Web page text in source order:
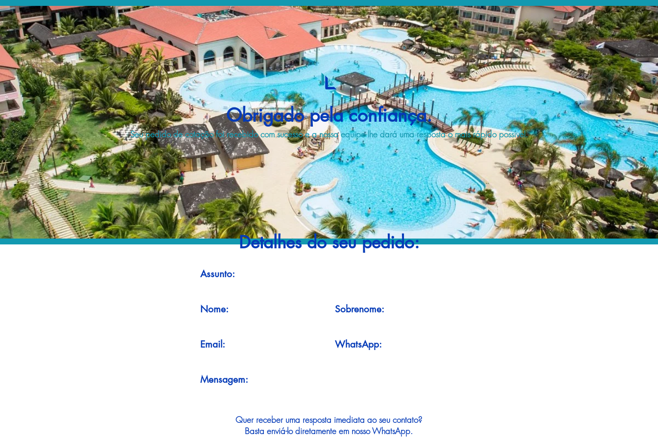
Obrigado pela confiança.
Seu pedido de cotação foi recebido com sucesso e a nossa equipe lhe dará uma resposta o mais rápido possível.
Detalhes do seu pedido:
Assunto:
Nome: Sobrenome:
Email: WhatsApp:
Mensagem:
Quer receber uma resposta imediata ao seu contato?
Basta enviá-lo diretamente em nosso WhatsApp.